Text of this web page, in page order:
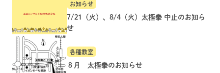
お知らせ
7/21（火）、8/4（火）太極拳 中止のお知ら
せ
各種教室
８月 太極拳のお知らせ